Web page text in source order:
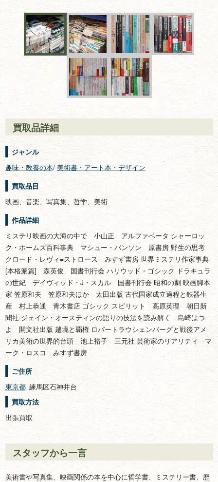
買取品詳細
ジャンル
趣味・教養の本/ 美術書・アート本・デザイン
買取品目
映画、音楽、写真集、哲学、美術
作品詳細
ミステリ映画の大海の中で 小山正 アルファベータ シャーロッ
ク・ホームズ百科事典 マシュー・バンソン 原書房 野生の思考
クロード・レヴィ=ストロース みすず書房 世界ミステリ作家事典
[本格派篇] 森英俊 国書刊行会 ハリウッド・ゴシック ドラキュラ
の世紀 デイヴィッド・J・スカル 国書刊行会 昭和の劇 映画脚本
家 笠原和夫 笠原和夫ほか 太田出版 古代国家成立過程と鉄器生
産 村上恭通 青木書店 ゴシック スピリット 高原英理 朝日新
聞社 ジェイン・オースティンの語りの技法を読み解く 島崎はつ
よ 開文社出版 越境と覇権 ロバートラウシェンバーグと戦後アメ
リカ美術の世界的台頭 池上裕子 三元社 芸術家のリアリティ マ
ーク・ロスコ みすず書房
ご住所
東京都 練馬区石神井台
買取方法
出張買取
スタッフから一言
美術書や写真集、映画関係の本を中心に哲学書、ミステリー書、歴